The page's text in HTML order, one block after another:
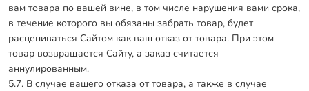
вам товара по вашей вине, в том числе нарушения вами срока,
в течение которого вы обязаны забрать товар, будет
расцениваться Сайтом как ваш отказ от товара. При этом
товар возвращается Сайту, а заказ считается
аннулированным.
5.7. В случае вашего отказа от товара, а также в случае